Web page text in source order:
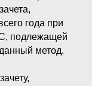
года при
подлежащей
метод.